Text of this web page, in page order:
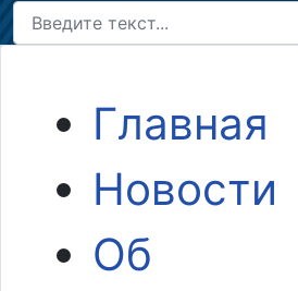
Поиск
Главная
Новости
Об